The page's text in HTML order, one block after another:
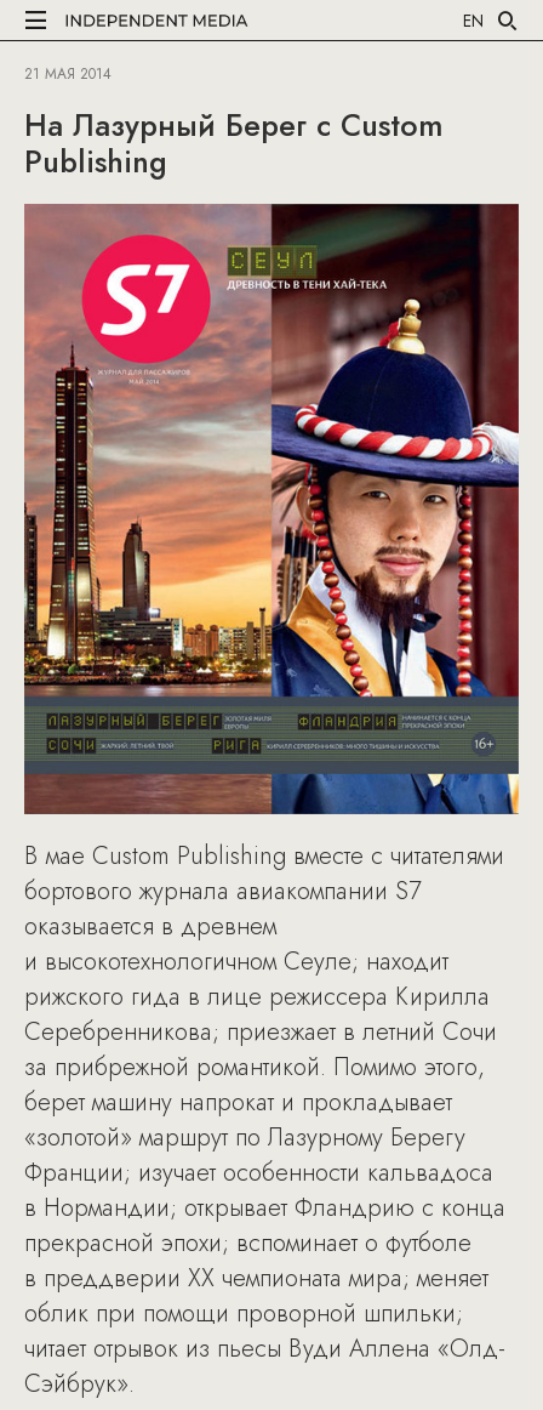
EN
21 МАЯ 2014
На Лазурный Берег с Custom
Publishing
В мае Custom Publishing вместе с читателями
бортового журнала авиакомпании S7
оказывается в древнем
и высокотехнологичном Сеуле; находит
рижского гида в лице режиссера Кирилла
Серебренникова; приезжает в летний Сочи
за прибрежной романтикой. Помимо этого,
берет машину напрокат и прокладывает
«золотой» маршрут по Лазурному Берегу
Франции; изучает особенности кальвадоса
в Нормандии; открывает Фландрию с конца
прекрасной эпохи; вспоминает о футболе
в преддверии ХХ чемпионата мира; меняет
облик при помощи проворной шпильки;
читает отрывок из пьесы Вуди Аллена «Олд-
Сэйбрук».